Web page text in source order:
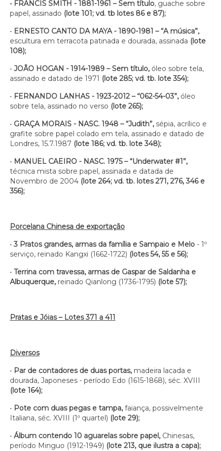
• FRANCIS SMITH - 1881-1961 – Sem título, guache sobre
papel, assinado (lote 101; vd. tb lotes 86 e 87);
• ERNESTO CANTO DA MAYA - 1890-1981 – “A música”,
escultura em terracota patinada e dourada, assinada (lote
108);
• JOÃO HOGAN - 1914-1989 – Sem título, óleo sobre tela,
assinado e datado de 1971 (lote 285; vd. tb. lote 354);
• FERNANDO LANHAS - 1923-2012 – “062-54-03”, óleo
sobre tela, assinado no verso (lote 265);
• GRAÇA MORAIS - NASC. 1948 – “Judith”, sépia, acrílico e
grafite sobre papel colado em tela, assinado e datado de
Londres, 15.7.1987 (lote 186; vd. tb. lote 348);
• MANUEL CAEIRO - NASC. 1975 – “Underwater #1”,
técnica mista sobre papel, assinada e datada de
Novembro de 2004 (lote 264; vd. tb. lotes 271, 276, 346 e
356);
Porcelana Chinesa de exportação
•3 Pratos grandes, armas da família e Sampaio e Melo - 1º
serviço, reinado Kangxi (1662-1722) (lotes 54, 55 e 56);
• Terrina com travessa, armas de Gaspar de Saldanha e
Albuquerque, reinado Qianlong (1736-1795) (lote 57);
Pratas e Jóias – Lotes 371 a 411
Diversos
• Par de contadores de duas portas, madeira lacada e
dourada, Japoneses - período Edo (1615-1868), séc. XVIII
(lote 164);
• Pote com duas pegas e tampa, faiança, possivelmente
Italiana, séc. XVIII (1º quartel) (lote 29);
• Álbum contendo 10 aguarelas sobre papel, Chinesas,
período Minguo (1912-1949) (lote 213, que ilustra a capa);